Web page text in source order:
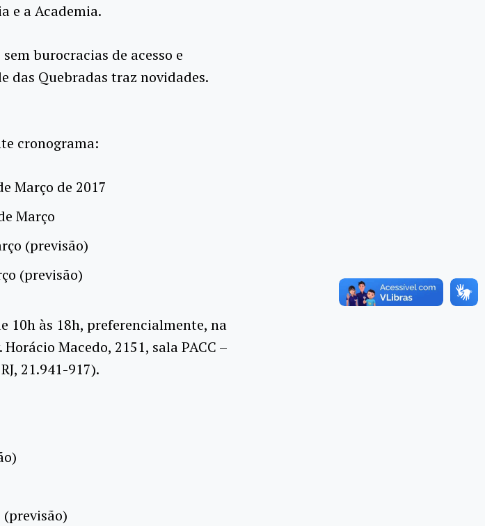
e a Academia.
burocracias de acesso e
das Quebradas traz novidades.
cronograma:
Março de 2017
Março
(previsão)
(previsão)
10h às 18h, preferencialmente, na
Macedo, 2151, sala PACC –
21.941-917).